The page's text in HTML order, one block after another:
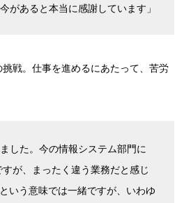
があると本当に感謝しています」
戦。仕事を進めるにあたって、苦労
した。今の情報システム部門に
が、まったく違う業務だと感じ
いう意味では一緒ですが、いわゆ